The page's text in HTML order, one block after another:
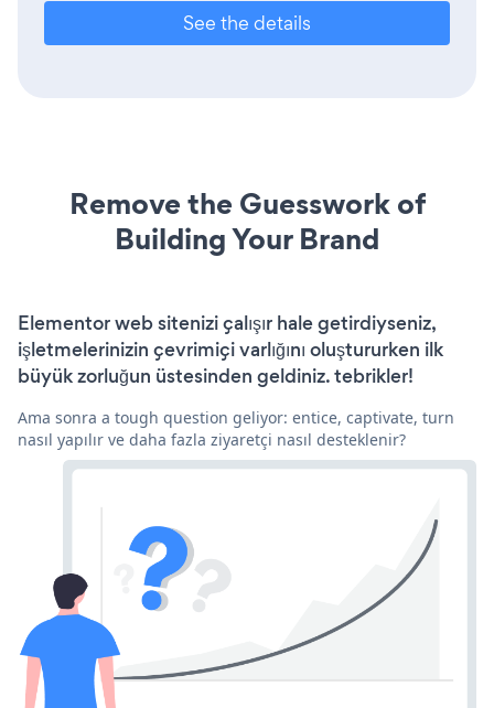
See the details
Remove the Guesswork of
Building Your Brand
Elementor web sitenizi çalışır hale getirdiyseniz,
işletmelerinizin çevrimiçi varlığını oluştururken ilk
büyük zorluğun üstesinden geldiniz. tebrikler!
Ama sonra a tough question geliyor: entice, captivate, turn
nasıl yapılır ve daha fazla ziyaretçi nasıl desteklenir?